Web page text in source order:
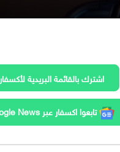
اشترك بالقائمة البريدية لأكسفار
تابعوا اكسفار عبر google News